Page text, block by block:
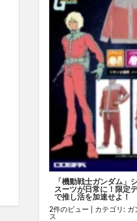
「機動戦士ガンダム」
スーツが日常に！限定
で推し活を加速せよ！
2件のビュー カテゴリ: ガ
ス